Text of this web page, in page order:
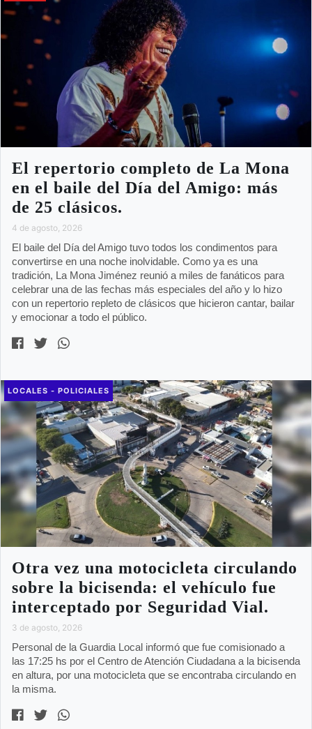
El repertorio completo de La Mona
en el baile del Día del Amigo: más
de 25 clásicos.
4 de agosto, 2026
El baile del Día del Amigo tuvo todos los condimentos para
convertirse en una noche inolvidable. Como ya es una
tradición, La Mona Jiménez reunió a miles de fanáticos para
celebrar una de las fechas más especiales del año y lo hizo
con un repertorio repleto de clásicos que hicieron cantar, bailar
y emocionar a todo el público.
LOCALES - POLICIALES
Otra vez una motocicleta circulando
sobre la bicisenda: el vehículo fue
interceptado por Seguridad Vial.
3 de agosto, 2026
Personal de la Guardia Local informó que fue comisionado a
las 17:25 hs por el Centro de Atención Ciudadana a la bicisenda
en altura, por una motocicleta que se encontraba circulando en
la misma.